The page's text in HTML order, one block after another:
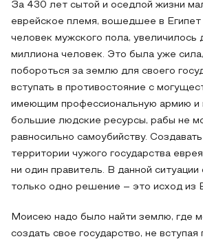
За 430 лет сытой и оседлой жизни
еврейское племя, вошедшее в Египет
человек мужского пола, увеличилось
миллиона человек. Это была уже
побороться за землю для своего
вступать в противостояние с
имеющим профессиональную армию и
большие людские ресурсы, рабы не
равносильно самоубийству.
территории чужого государства
ни один правитель. В данной
только одно решение – это исход из
Моисею надо было найти землю, где
создать свое государство, не вступая